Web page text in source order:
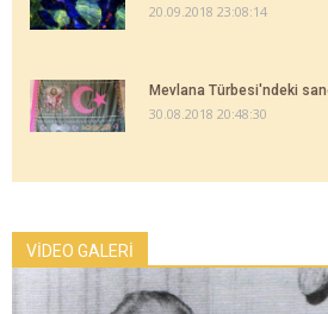
20.09.2018 23:08:14
Mevlana Türbesi'ndeki
30.08.2018 20:48:30
VİDEO GALERİ